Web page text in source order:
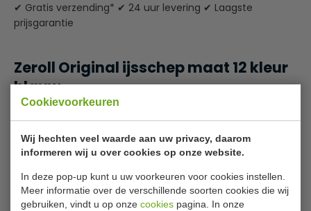
Cookievoorkeuren
Wij hechten veel waarde aan uw privacy, daarom
informeren wij u over cookies op onze website.
In deze pop-up kunt u uw voorkeuren voor cookies instellen.
Meer informatie over de verschillende soorten cookies die wij
gebruiken, vindt u op onze cookies pagina. In onze
✔ Gratis verzending* ✔ 24 uur levering ✔ Laagste
prijsgarantie
Zeroll Original ijsschep maat 12 kleur
blauw
schep zodat het gemakkelijker is om perfecte bollen ijs te
maken.
Kleurgecodeerd voor
eenvoudige herkenning en portiecontrole. Niet geschikt
voor de vaatwasmachine.